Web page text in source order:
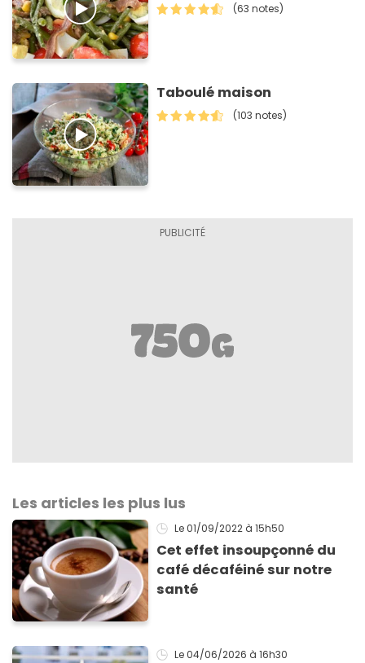
(63 notes)
Taboulé maison
(103 notes)
Les articles les plus lus
Le 01/09/2022 à 15h50
Cet effet insoupçonné du
café décaféiné sur notre
santé
Le 04/06/2026 à 16h30